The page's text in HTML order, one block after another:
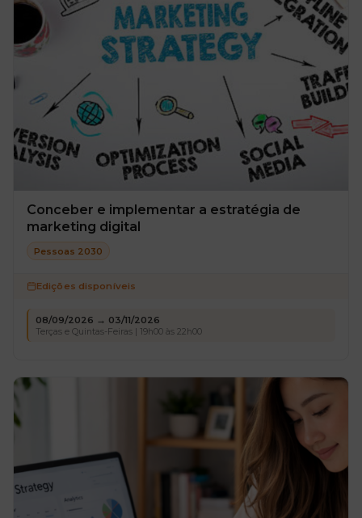
Conceber e implementar a estratégia de
marketing digital
Pessoas 2030
Edições disponíveis
08/09/2026 → 03/11/2026
Terças e Quintas-Feiras | 19h00 às 22h00